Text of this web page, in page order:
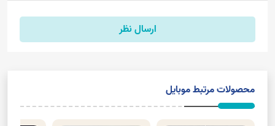
ارسال نظر
محصولات مرتبط موبایل